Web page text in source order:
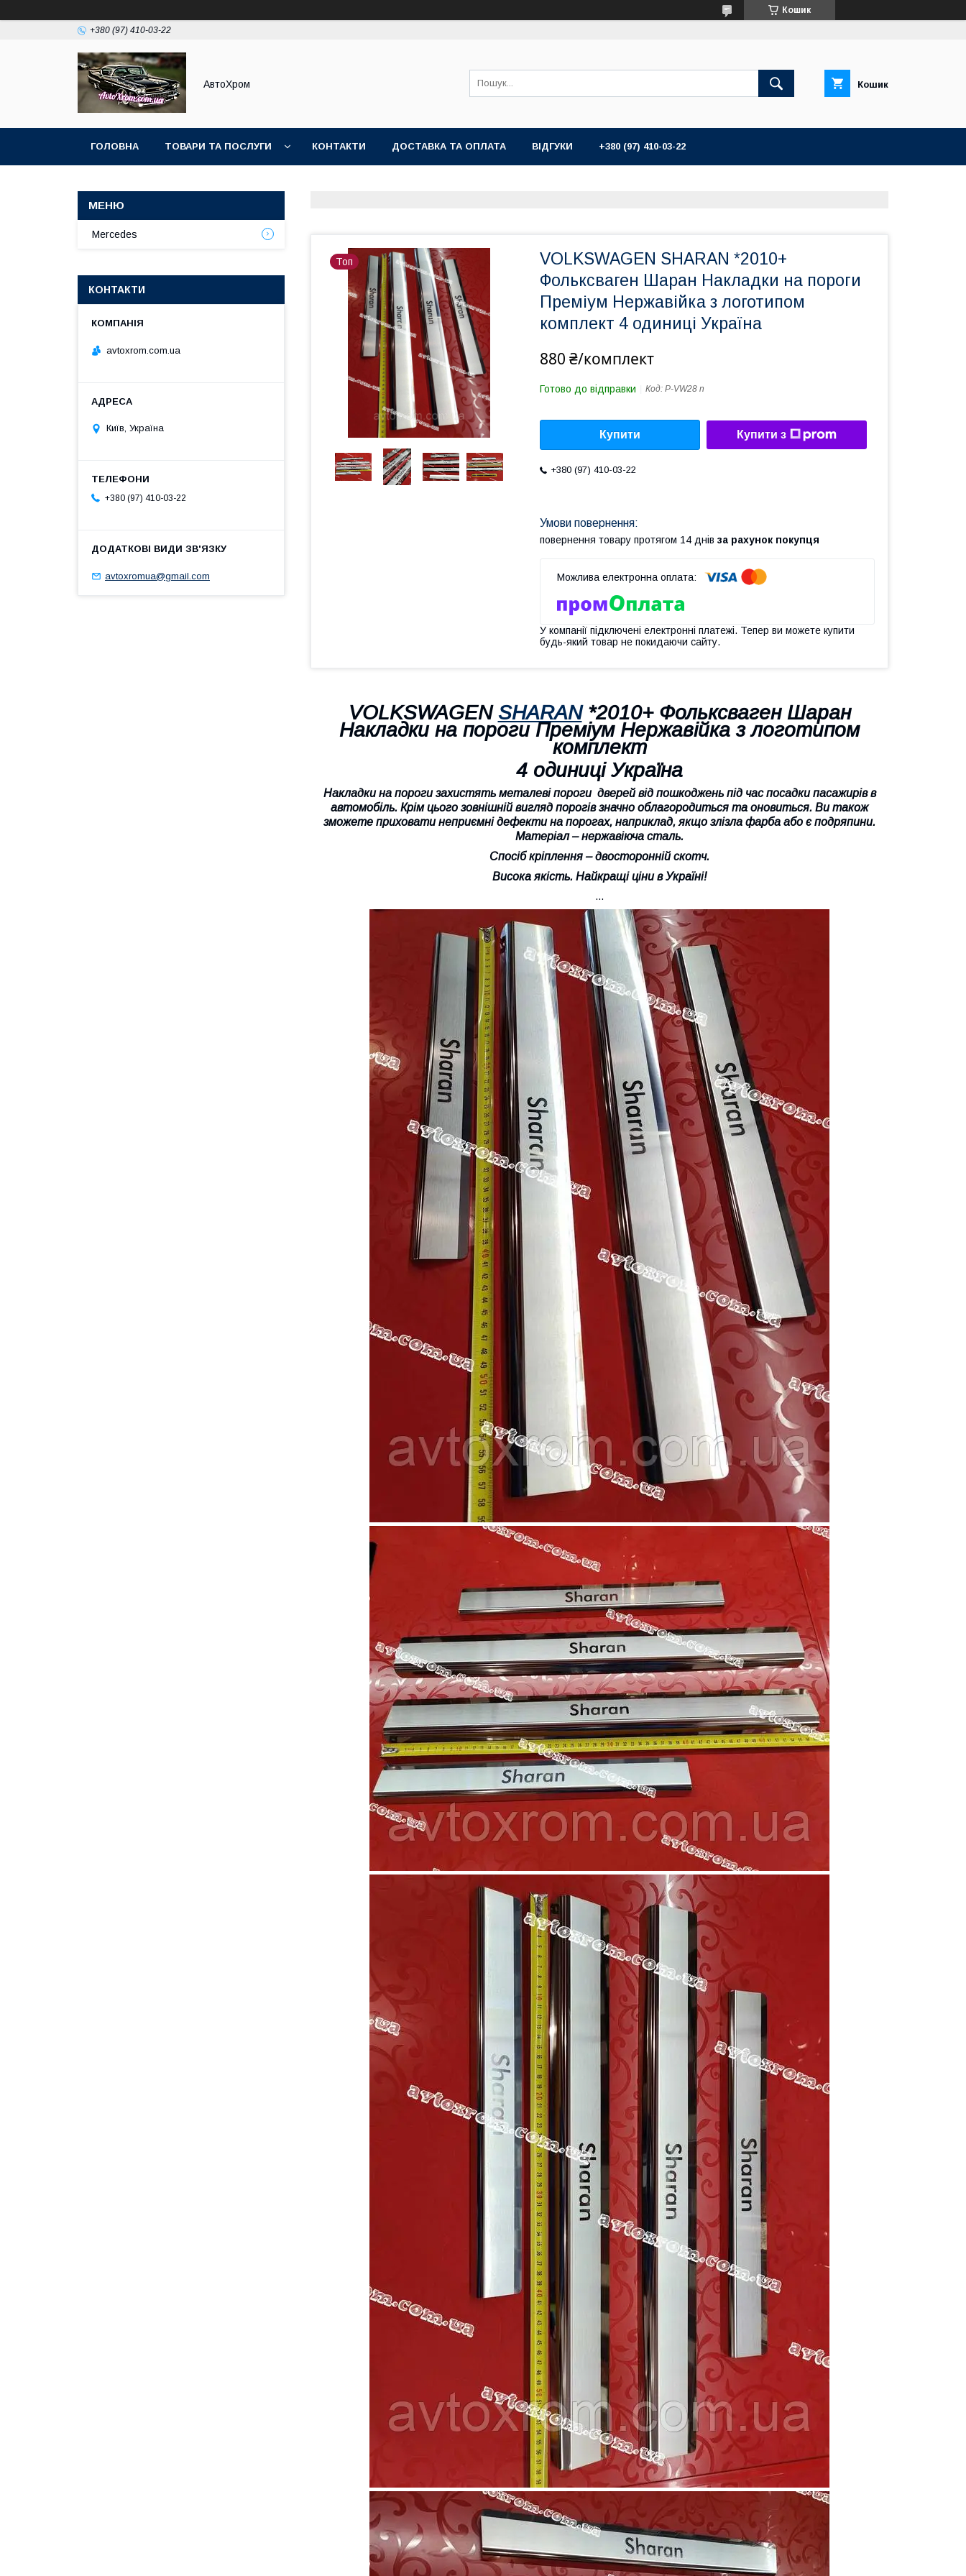
Кошик
+380 (97) 410-03-22
АвтоХром Кошик
ГОЛОВНА ТОВАРИ ТА ПОСЛУГИ КОНТАКТИ ДОСТАВКА ТА ОПЛАТА ВІДГУКИ +380 (97) 410-03-22
Топ
VOLKSWAGEN SHARAN *2010+
Фольксваген Шаран Накладки на пороги
Преміум Нержавійка з логотипом
комплект 4 одиниці Україна
880 ₴/комплект
Готово до відправки Код: P-VW28 n
Купити Купити з
+380 (97) 410-03-22
повернення товару протягом 14 днів за рахунок покупця
У компанії підключені електронні платежі. Тепер ви можете купити
будь-який товар не покидаючи сайту.
VOLKSWAGENSHARAN*2010+ Фольксваген Шаран
Накладки на пороги Преміум Нержавійка з логотипом
комплект
4 одиниці Україна
Накладки на пороги захистять металеві пороги дверей від пошкоджень під час посадки пасажирів в
автомобіль. Крім цього зовнішній вигляд порогів значно облагородиться та оновиться. Ви також
зможете приховати неприємні дефекти на порогах, наприклад, якщо злізла фарба або є подряпини.
Матеріал – нержавіюча сталь.
Спосіб кріплення – двосторонній скотч.
Висока якість. Найкращі ціни в Україні!
...
Mercedes
КОНТАКТИ
avtoxrom.com.ua
Київ, Україна
+380 (97) 410-03-22
avtoxromua@gmail.com